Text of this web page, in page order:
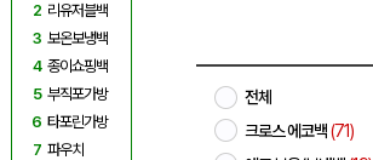
2 리유저블백
3 보온보냉백
4 종이쇼핑백
5 부직포가방
6 타포린가방
7 파우치
전체
크로스 에코백(71)